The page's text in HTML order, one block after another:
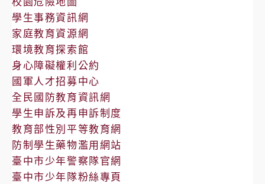
學生事務資訊網
家庭教育資源網
環境教育探索館
身心障礙權利公約
國軍人才招募中心
全民國防教育資訊網
學生申訴及再申訴制度
教育部性別平等教育網
防制學生藥物濫用網站
臺中市少年警察隊官網
臺中市少年隊粉絲專頁